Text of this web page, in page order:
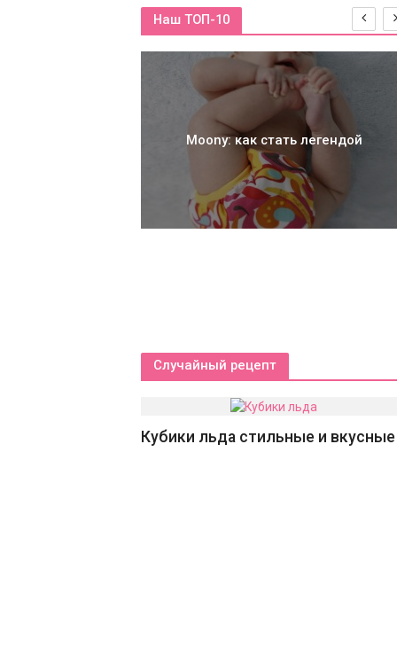
Наш ТОП-10
Moony: как стать легендой
Случайный рецепт
Кубики льда стильные и вкусные